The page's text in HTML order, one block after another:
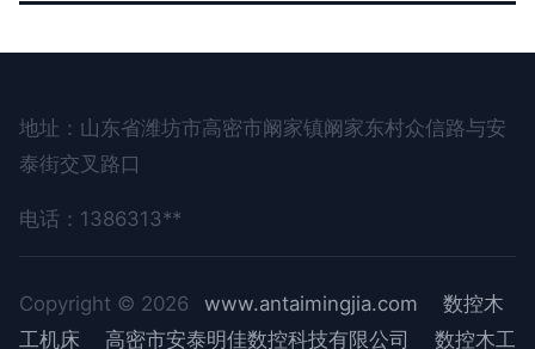
地址：山东省潍坊市高密市阚家镇阚家东村众信路与安
泰街交叉路口
电话：1386313**
Copyright © 2026 www.antaimingjia.com
数控木
工机床
高密市安泰明佳数控科技有限公司 数控木工